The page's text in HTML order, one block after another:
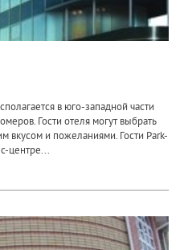
в юго-западной части
Гости отеля могут выбрать
вкусом и пожеланиями. Гости Park-
центре...